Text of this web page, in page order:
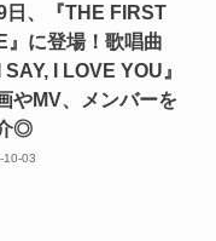
日、『THE FIRST
』に登場！歌唱曲
SAY, I LOVE YOU』
やMV、メンバーを
◎
10-03